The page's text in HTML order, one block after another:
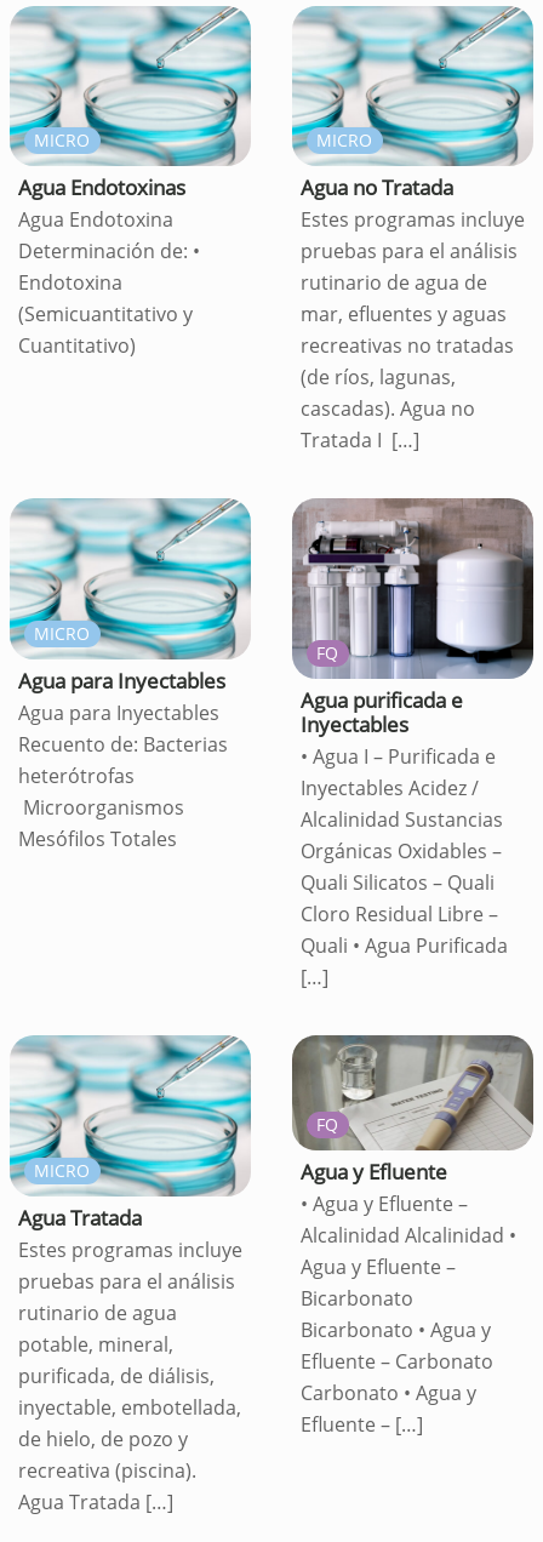
MICRO
Agua Endotoxinas
Agua Endotoxina
Determinación de: •
Endotoxina
(Semicuantitativo y
Cuantitativo)
MICRO
Agua no Tratada
Estes programas incluye
pruebas para el análisis
rutinario de agua de
mar, efluentes y aguas
recreativas no tratadas
(de ríos, lagunas,
cascadas). Agua no
Tratada I […]
MICRO
Agua para Inyectables
Agua para Inyectables
Recuento de: Bacterias
heterótrofas
Microorganismos
Mesófilos Totales
FQ
Agua purificada e
Inyectables
• Agua I – Purificada e
Inyectables Acidez /
Alcalinidad Sustancias
Orgánicas Oxidables –
Quali Silicatos – Quali
Cloro Residual Libre –
Quali • Agua Purificada
[…]
MICRO
Agua Tratada
Estes programas incluye
pruebas para el análisis
rutinario de agua
potable, mineral,
purificada, de diálisis,
inyectable, embotellada,
de hielo, de pozo y
recreativa (piscina).
Agua Tratada […]
FQ
Agua y Efluente
• Agua y Efluente –
Alcalinidad Alcalinidad •
Agua y Efluente –
Bicarbonato
Bicarbonato • Agua y
Efluente – Carbonato
Carbonato • Agua y
Efluente –[…]